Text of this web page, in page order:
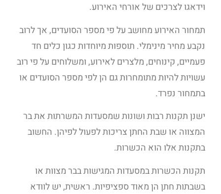
וידאגו לצרכים של אורחי האירוע.
תמחור האירוע מחושב על פי מספר הסועדים, אך לרוב
נקבע מחיר מינימלי. תוספות מיוחדות כגון כלים חד
פעמיים, קינוחים, מלצרים לאירוע, ומשלוחים על פי רוב
עשויות להיות מתומחרות גם הן לפי מספר הסועדים או
בתמחור נפרד.
ישנן תקנות רבות ושונות שמסעדות המשרתות את בר
המצווה או שבת החתן צריכות לפעול לפיהן. החשוב
בתקנות אלו הוא הכשרות.
תקנות הכשרות במסעדות המגישות בבר מצוות או
בשבתות חתן הן מאוד ספציפיות. ראשית, יש לוודא